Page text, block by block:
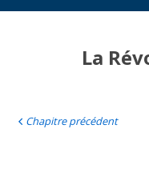
La
Chapitre précédent